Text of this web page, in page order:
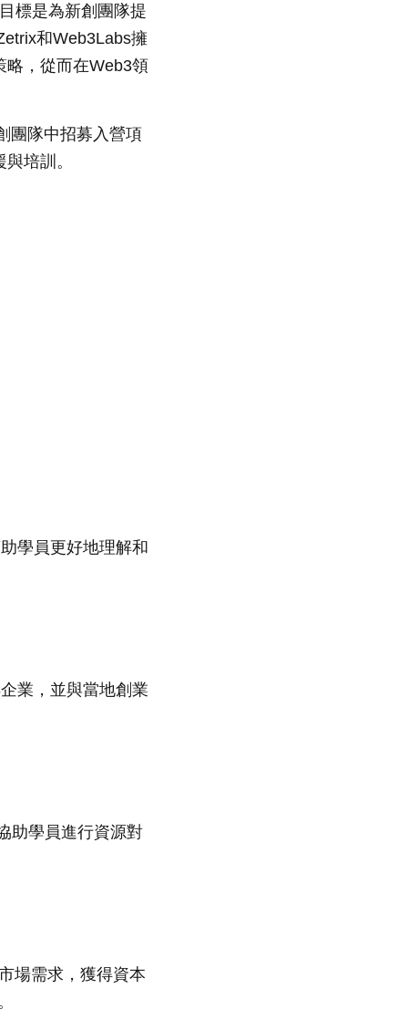
標是為新創團隊提
和Web3Labs擁
略，從而在Web3領
團隊中招募入營項
培訓。
學員更好地理解和
業，並與當地創業
助學員進行資源對
場需求，獲得資本